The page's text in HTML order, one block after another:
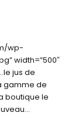
wp-
width=”500″
jus de
gamme de
boutique le